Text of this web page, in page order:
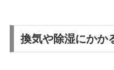
換気や除湿にかか